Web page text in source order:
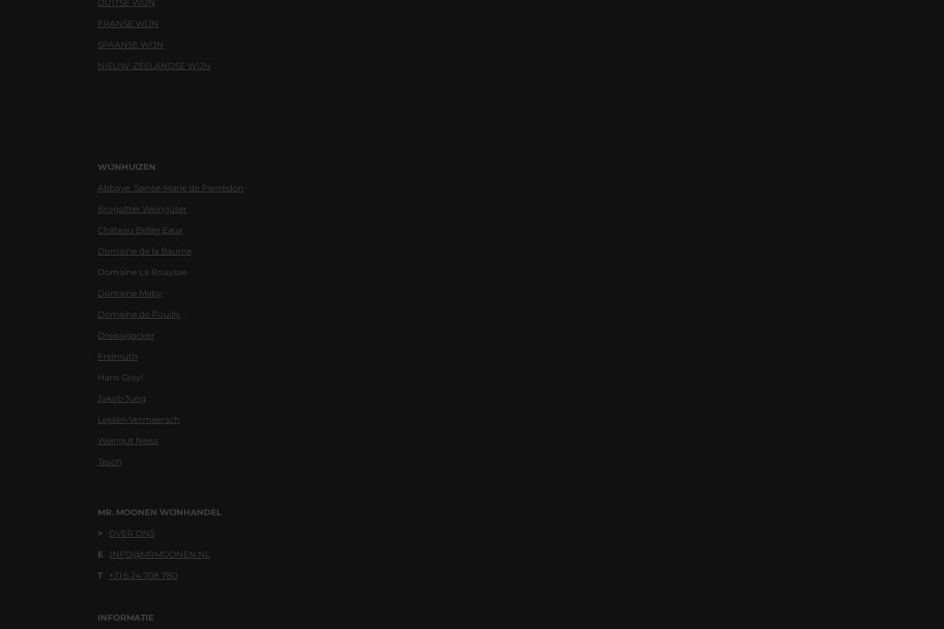
DUITSE WIJN
FRANSE WIJN
SPAANSE WIJN
NIEUW-ZEELANDSE WIJN
WIJNHUIZEN
Abbaye Sainte-Marie de Pierredon
Brogsitter Weingüter
Château Belles Eaux
Domaine de la Baume
Domaine La Bouysse
Domaine Maby
Domaine de Pouilly
Dreissigacker
Freimuth
Hans Greyl
Jakob Jung
Leplan-Vermeersch
Weingut Neiss
Tesch
MR. MOONEN WIJNHANDEL
>
OVER ONS
E
INFO@MRMOONEN.NL
T
+31 6 24 708 780
INFORMATIE